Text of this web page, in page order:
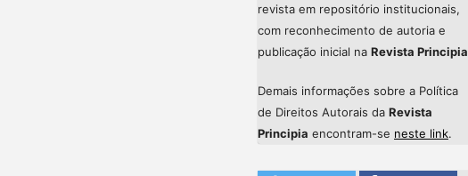
revista em repositório institucionais,
com reconhecimento de autoria e
publicação inicial na Revista Principia
Demais informações sobre a Política
de Direitos Autorais da Revista
Principia encontram-se neste link.